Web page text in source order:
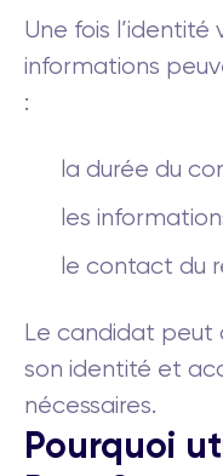
Une fois
informations
:
la durée du
les
le contact du
Le candidat peut
son identité et
nécessaires.
Pourquoi